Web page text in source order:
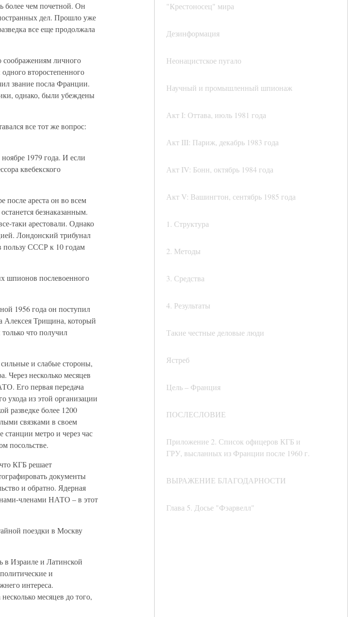
"Крестоносец" мира
Дезинформация
Неонацистское пугало
Научный и промышленный шпионаж
Акт I: Оттава, июль 1981 года
Акт III: Париж, декабрь 1983 года
Акт IV: Бонн, октябрь 1984 года
Акт V: Вашингтон, сентябрь 1985 года
1. Структура
2. Методы
3. Средства
4. Результаты
Такие честные деловые люди
Ястреб
Цель – Франция
ПОСЛЕСЛОВИЕ
Приложение 2. Список офицеров КГБ и
ГРУ, высланных из Франции после 1960 г.
ВЫРАЖЕНИЕ БЛАГОДАРНОСТИ
Глава 5. Досье "Фэарвелл"
более чем почетной. Он
дел. Прошло уже
все еще продолжала
личного
второстепенного
звание посла Франции.
однако, были убеждены
все тот же вопрос:
1979 года. И если
квебекского
после ареста он во всем
безнаказанным.
таки арестовали. Однако
Лондонский трибунал
пользу СССР к 10 годам
шпионов послевоенного
1956 года он поступил
Алексея Трищина, который
что получил
и слабые стороны,
Через несколько месяцев
Его первая передача
ухода из этой организации
разведке более 1200
связками в своем
станции метро и через час
посольстве.
КГБ решает
документы
и обратно. Ядерная
членами НАТО – в этот
поездки в Москву
в Израиле и Латинской
и
интереса.
месяцев до того,